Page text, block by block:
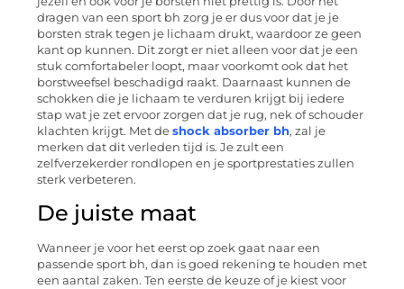
dragen van een sport bh zorg je er dus voor dat je je
borsten strak tegen je lichaam drukt, waardoor ze geen
kant op kunnen. Dit zorgt er niet alleen voor dat je een
stuk comfortabeler loopt, maar voorkomt ook dat het
borstweefsel beschadigd raakt. Daarnaast kunnen de
schokken die je lichaam te verduren krijgt bij iedere
stap wat je zet ervoor zorgen dat je rug, nek of schouder
klachten krijgt. Met de shock absorber bh, zal je
merken dat dit verleden tijd is. Je zult een
zelfverzekerder rondlopen en je sportprestaties zullen
sterk verbeteren.
De juiste maat
Wanneer je voor het eerst op zoek gaat naar een
passende sport bh, dan is goed rekening te houden met
een aantal zaken. Ten eerste de keuze of je kiest voor